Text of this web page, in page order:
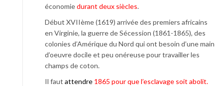
économiedurant deux siècles.
Début XVIIème (1619) arrivée des premiers africains
en Virginie, la guerre de Sécession (1861-1865), des
colonies d’Amérique du Nord qui ont besoin d’une main
d’oeuvre docile et peu onéreuse pour travailler les
champs de coton.
Il faut attendre 1865 pour que l’esclavage soit abolit.